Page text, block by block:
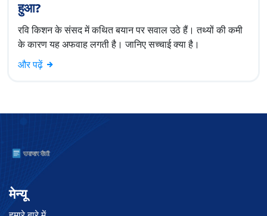
हुआ?
रवि किशन के संसद में कथित बयान पर सवाल उठे हैं। तथ्यों की कमी
के कारण यह अफवाह लगती है। जानिए सच्चाई क्या है।
और पढ़ें
मेन्यू